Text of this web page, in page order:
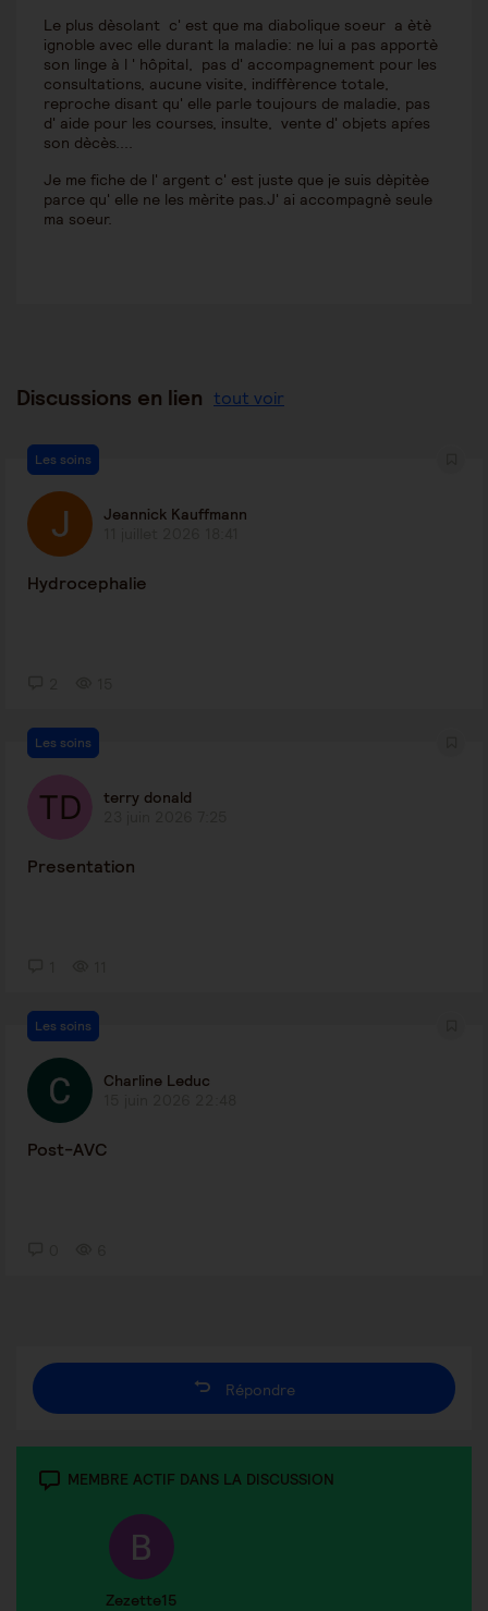
Le plus dèsolant c' est que ma diabolique soeur a ètè
ignoble avec elle durant la maladie: ne lui a pas apportè
son linge à l ' hôpital, pas d' accompagnement pour les
consultations, aucune visite, indiffèrence totale,
reproche disant qu' elle parle toujours de maladie, pas
d' aide pour les courses, insulte, vente d' objets apŕes
son dècès....
Je me fiche de l' argent c' est juste que je suis dèpitèe
parce qu' elle ne les mèrite pas.J' ai accompagnè seule
ma soeur.
Discussions en lien tout voir
Les soins
Jeannick Kauffmann
Hydrocephalie
Les soins
terry donald
Presentation
Les soins
Charline Leduc
Post-AVC
Répondre
MEMBRE ACTIF DANS LA DISCUSSION
Zezette15